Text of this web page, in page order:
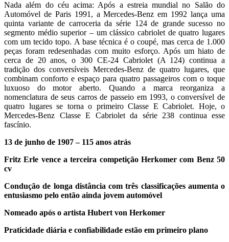
Nada além do céu acima: Após a estreia mundial no Salão do
Automóvel de Paris 1991, a Mercedes-Benz em 1992 lança uma
quinta variante de carroceria da série 124 de grande sucesso no
segmento médio superior – um clássico cabriolet de quatro lugares
com um tecido topo. A base técnica é o coupé, mas cerca de 1.000
peças foram redesenhadas com muito esforço. Após um hiato de
cerca de 20 anos, o 300 CE-24 Cabriolet (A 124) continua a
tradição dos conversíveis Mercedes-Benz de quatro lugares, que
combinam conforto e espaço para quatro passageiros com o toque
luxuoso do motor aberto. Quando a marca reorganiza a
nomenclatura de seus carros de passeio em 1993, o conversível de
quatro lugares se torna o primeiro Classe E Cabriolet. Hoje, o
Mercedes-Benz Classe E Cabriolet da série 238 continua esse
fascínio.
13 de junho de 1907 – 115 anos atrás
Fritz Erle vence a terceira competição Herkomer com Benz 50
cv
Condução de longa distância com três classificações aumenta o
entusiasmo pelo então ainda jovem automóvel
Nomeado após o artista Hubert von Herkomer
Praticidade diária e confiabilidade estão em primeiro plano